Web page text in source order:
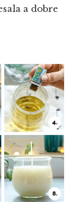
a dobre